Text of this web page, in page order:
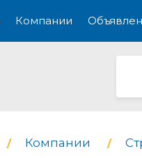
Компании
Компании